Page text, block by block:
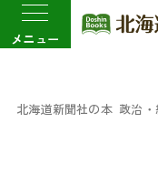
メニュー
北海道新聞社の本 政治